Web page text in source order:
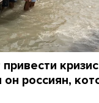
он россиян,